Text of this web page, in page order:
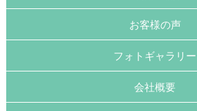
お客様の声
フォトギャラリー
会社概要